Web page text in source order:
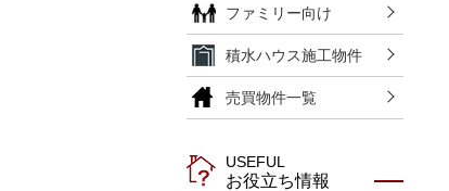
ファミリー向け
積水ハウス施工物件
売買物件一覧
USEFUL
お役立ち情報